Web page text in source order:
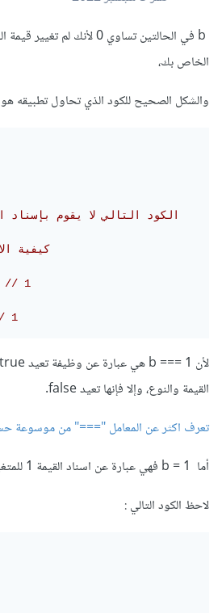
الخاص بك،
والشكل الصحيح للكود الذي تحاول تطبيقه هو :
// كيفية
// 1
1
القيمة والنوع، وإلا فإنها تعيد false.
تعرف اكثر عن المعامل "===" من موسوعة
أما b = 1 فهي عبارة عن اسناد القيمة 1 للمتغير b.
لاحظ الكود التالي :